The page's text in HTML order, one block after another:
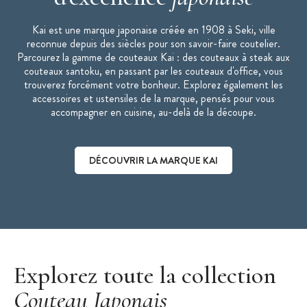
Acier VG MAX de 61 HRC
Caractéristiques du Couteau de Cuisine :
Couteau Japonais
Couteau de Chef
Lame : 20 cm
Lame Acier Damas VG Max 32 couches
Dureté HRC : 61
Poignée : 12 cm
Manche en bois Pakka Brun Moyen
Gamme : Shun Premier Tim Mälzer
Fabriqué au Japon
Kai est une marque japonaise créée en 1908 à Seki, ville
reconnue depuis des siècles pour son savoir-faire coutelier.
Parcourez la gamme de couteaux Kai : des couteaux à steak aux
couteaux santoku, en passant par les couteaux d'office, vous
trouverez forcément votre bonheur. Explorez également les
accessoires et ustensiles de la marque, pensés pour vous
accompagner en cuisine, au-delà de la découpe.
DÉCOUVRIR LA MARQUE KAI
Explorez toute la collection
Couteau Japonais